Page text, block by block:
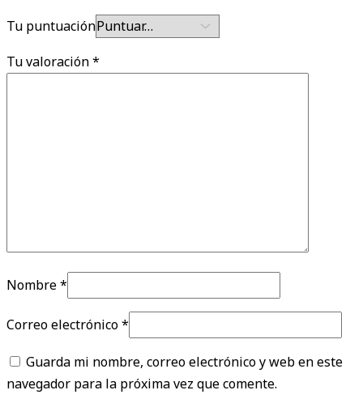
Tu puntuación
Tu valoración*
Nombre*
Correo electrónico*
Guarda mi nombre, correo electrónico y web en este
navegador para la próxima vez que comente.